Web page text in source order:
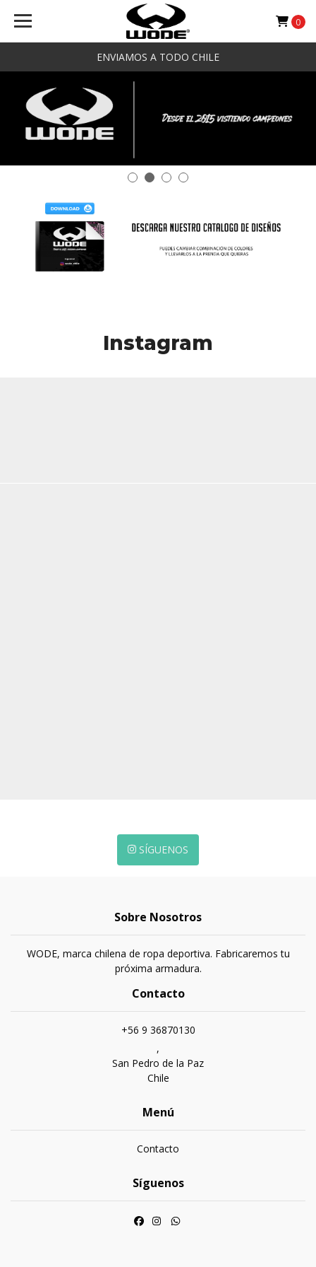
ENVIAMOS A TODO CHILE
WODE 0
Instagram
SÍGUENOS
Sobre Nosotros
WODE, marca chilena de ropa deportiva. Fabricaremos tu
próxima armadura.
Contacto
+56 9 36870130
,
San Pedro de la Paz
Chile
Menú
Contacto
Síguenos